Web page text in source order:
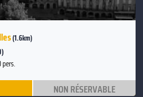
(1.6km)
pers.
NON RÉSERVABLE